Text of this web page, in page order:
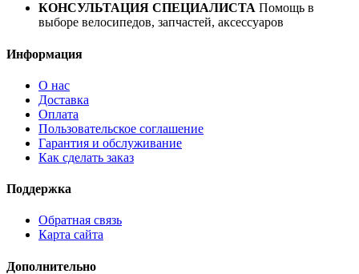
КОНСУЛЬТАЦИЯ СПЕЦИАЛИСТА Помощь в
выборе велосипедов, запчастей, аксессуаров
Информация
О нас
Доставка
Оплата
Пользовательское соглашение
Гарантия и обслуживание
Как сделать заказ
Поддержка
Обратная связь
Карта сайта
Дополнительно